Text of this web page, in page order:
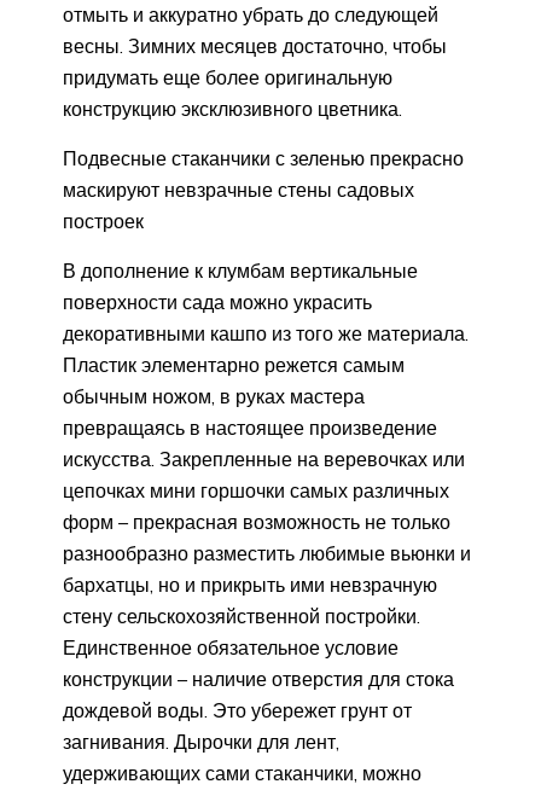
отмыть и аккуратно убрать до следующей
весны. Зимних месяцев достаточно, чтобы
придумать еще более оригинальную
конструкцию эксклюзивного цветника.
Подвесные стаканчики с зеленью прекрасно
маскируют невзрачные стены садовых
построек
В дополнение к клумбам вертикальные
поверхности сада можно украсить
декоративными кашпо из того же материала.
Пластик элементарно режется самым
обычным ножом, в руках мастера
превращаясь в настоящее произведение
искусства. Закрепленные на веревочках или
цепочках мини горшочки самых различных
форм – прекрасная возможность не только
разнообразно разместить любимые вьюнки и
бархатцы, но и прикрыть ими невзрачную
стену сельскохозяйственной постройки.
Единственное обязательное условие
конструкции – наличие отверстия для стока
дождевой воды. Это убережет грунт от
загнивания. Дырочки для лент,
удерживающих сами стаканчики, можно